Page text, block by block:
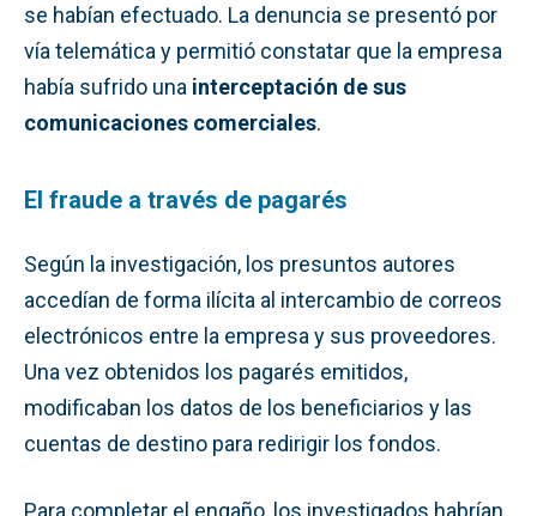
se habían efectuado. La denuncia se presentó por
vía telemática y permitió constatar que la empresa
había sufrido una interceptación de sus
comunicaciones comerciales.
El fraude a través de pagarés
Según la investigación, los presuntos autores
accedían de forma ilícita al intercambio de correos
electrónicos entre la empresa y sus proveedores.
Una vez obtenidos los pagarés emitidos,
modificaban los datos de los beneficiarios y las
cuentas de destino para redirigir los fondos.
Para completar el engaño, los investigados habrían